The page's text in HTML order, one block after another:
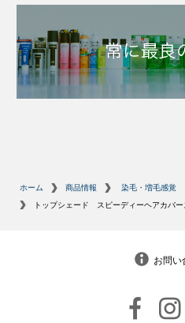
ホーム 商品情報
染毛・増毛感覚
トップシェード スピーディーヘアカバ
お問い